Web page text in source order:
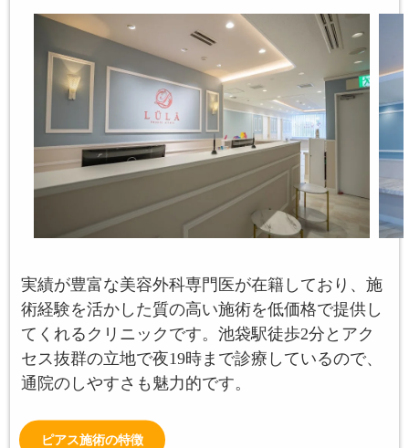
実績が豊富な美容外科専門医が在籍しており、施
術経験を活かした質の高い施術を低価格で提供し
てくれるクリニックです。池袋駅徒歩2分とアク
セス抜群の立地で夜19時まで診療しているので、
通院のしやすさも魅力的です。
ピアス施術の特徴